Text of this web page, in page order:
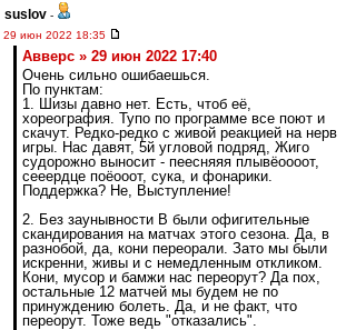
suslov -
29 июн 2022 18:35
Авверс » 29 июн 2022 17:40
Очень сильно ошибаешься.
По пунктам:
1. Шизы давно нет. Есть, чтоб её,
хореография. Тупо по программе все поют и
скачут. Редко-редко с живой реакцией на нерв
игры. Нас давят, 5й угловой подряд, Жиго
судорожно выносит - пеесняяя плывёоооот,
сееердце поёооот, сука, и фонарики.
Поддержка? Не, Выступление!
2. Без заунывности В были офигительные
скандирования на матчах этого сезона. Да, в
разнобой, да, кони переорали. Зато мы были
искренни, живы и с немедленным откликом.
Кони, мусор и бамжи нас переорут? Да пох,
остальные 12 матчей мы будем не по
принуждению болеть. Да, и не факт, что
переорут. Тоже ведь "отказались".